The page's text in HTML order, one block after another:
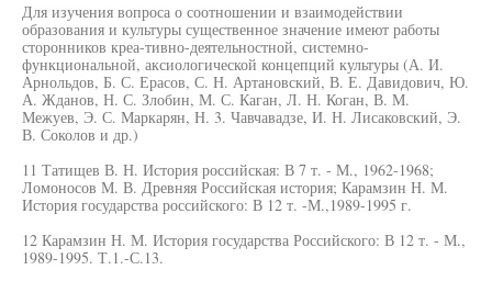
Для изучения вопроса о соотношении и взаимодействии
образования и культуры существенное значение имеют работы
сторонников креа-тивно-деятельностной, системно-
функциональной, аксиологической концепций культуры (А. И.
Арнольдов, Б. С. Ерасов, С. Н. Артановский, В. Е. Давидович, Ю.
А. Жданов, Н. С. Злобин, М. С. Каган, Л. Н. Коган, В. М.
Межуев, Э. С. Маркарян, Н. 3. Чавчавадзе, И. Н. Лисаковский, Э.
В. Соколов и др.)
11 Татищев В. Н. История российская: В 7 т. - М., 1962-1968;
Ломоносов М. В. Древняя Российская история; Карамзин Н. М.
История государства российского: В 12 т. -М.,1989-1995 г.
12 Карамзин Н. М. История государства Российского: В 12 т. - М.,
1989-1995. Т.1.-С.13.